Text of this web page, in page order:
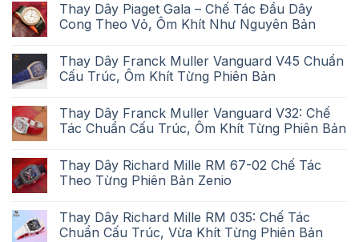
Thay Dây Piaget Gala – Chế Tác Đầu Dây
Cong Theo Vỏ, Ôm Khít Như Nguyên Bản
Thay Dây Franck Muller Vanguard V45 Chuẩn
Cấu Trúc, Ôm Khít Từng Phiên Bản
Thay Dây Franck Muller Vanguard V32: Chế
Tác Chuẩn Cấu Trúc, Ôm Khít Từng Phiên Bản
Thay Dây Richard Mille RM 67-02 Chế Tác
Theo Từng Phiên Bản Zenio
Thay Dây Richard Mille RM 035: Chế Tác
Chuẩn Cấu Trúc, Vừa Khít Từng Phiên Bản